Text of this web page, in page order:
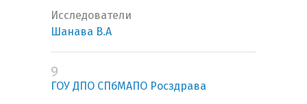
Исследователи
Шанава В.А
9
ГОУ ДПО СПбМАПО Росздрава